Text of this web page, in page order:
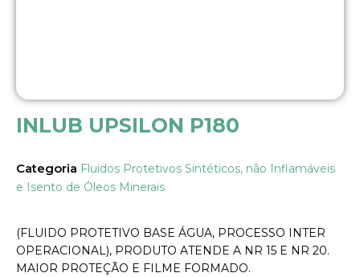
INLUB UPSILON P180
Categoria Fluidos Protetivos Sintéticos, não Inflamáveis
e Isento de Óleos Minerais
(FLUIDO PROTETIVO BASE ÁGUA, PROCESSO INTER
OPERACIONAL), PRODUTO ATENDE A NR 15 E NR 20.
MAIOR PROTEÇÃO E FILME FORMADO.